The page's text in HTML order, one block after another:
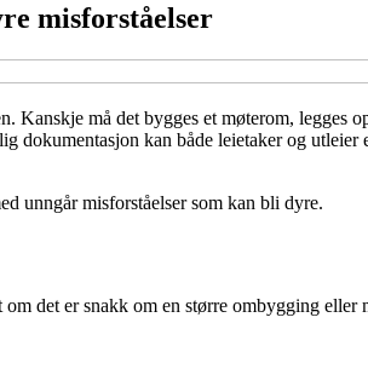
misforståelser
må det bygges et møterom, legges
dokumentasjon kan både leietaker og
unngår misforståelser som kan bli dyre.
det er snakk om en større ombygging eller